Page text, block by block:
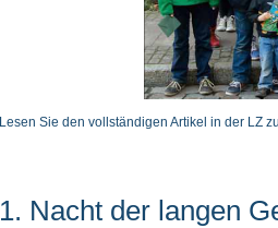
Lesen Sie den vollständigen Artikel in der LZ
1. Nacht der langen